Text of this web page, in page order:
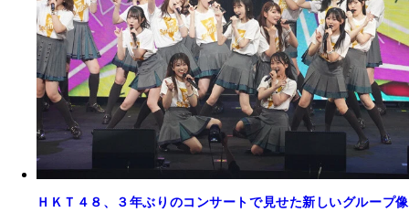
ＨＫＴ４８、３年ぶりのコンサートで見せた新しいグループ像